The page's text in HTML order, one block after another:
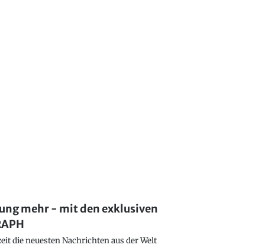
mehr - mit den exklusiven
die neuesten Nachrichten aus der Welt